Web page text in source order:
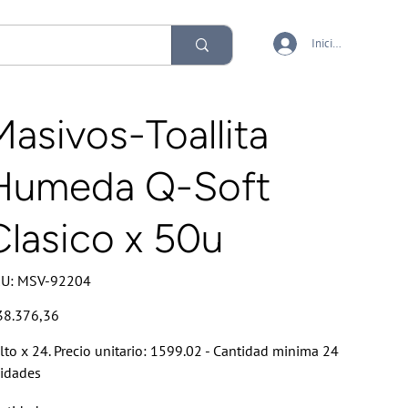
Iniciar sesión
Toallita
Q-Soft
x 50u
SKU
MSV-
MSV-92204
x 24. Precio unitario: 1599.02 - Cantidad minima 24